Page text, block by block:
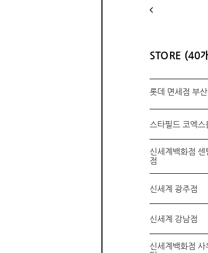
STORE (40
롯데 면세점 부
스타필드 코엑스
신세계백화점 센
점
신세계 광주점
신세계 강남점
신세계백화점 사